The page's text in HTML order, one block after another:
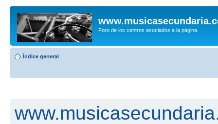
Foro de los centros asociados a la página.
Índice general